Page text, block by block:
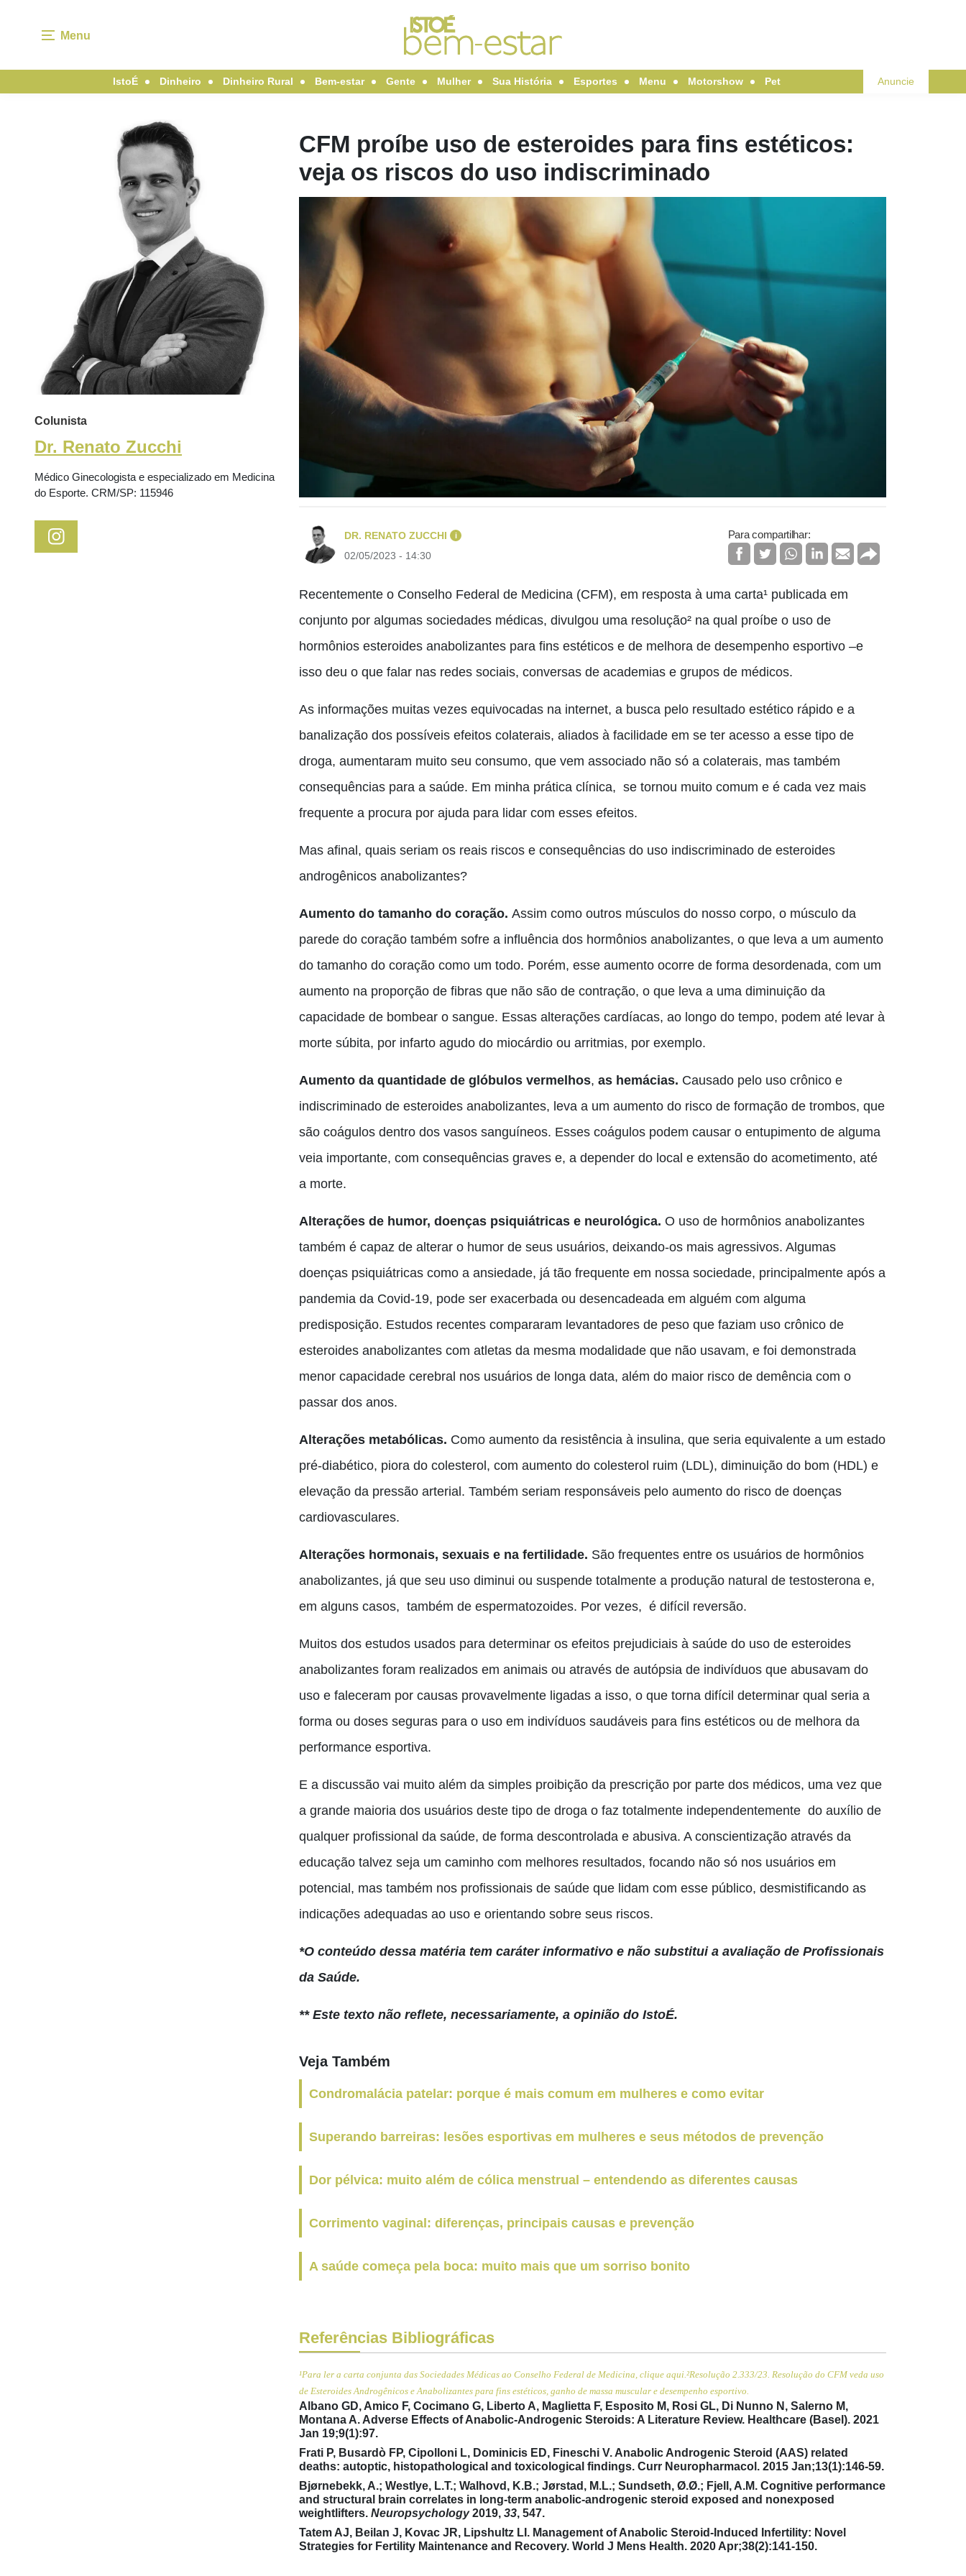
Menu
IstoÉ Dinheiro Dinheiro Rural Bem-estar Gente Mulher Sua História Esportes Menu Motorshow Pet Anuncie
Colunista
Dr. Renato Zucchi
Médico Ginecologista e especializado em Medicina
do Esporte. CRM/SP: 115946
CFM proíbe uso de esteroides para fins estéticos:
veja os riscos do uso indiscriminado
DR. RENATO ZUCCHI i
02/05/2023 - 14:30
Para compartilhar:
Recentemente o Conselho Federal de Medicina (CFM), em resposta à uma carta¹ publicada em
conjunto por algumas sociedades médicas, divulgou uma resolução² na qual proíbe o uso de
hormônios esteroides anabolizantes para fins estéticos e de melhora de desempenho esportivo –e
isso deu o que falar nas redes sociais, conversas de academias e grupos de médicos.
As informações muitas vezes equivocadas na internet, a busca pelo resultado estético rápido e a
banalização dos possíveis efeitos colaterais, aliados à facilidade em se ter acesso a esse tipo de
droga, aumentaram muito seu consumo, que vem associado não só a colaterais, mas também
consequências para a saúde. Em minha prática clínica, se tornou muito comum e é cada vez mais
frequente a procura por ajuda para lidar com esses efeitos.
Mas afinal, quais seriam os reais riscos e consequências do uso indiscriminado de esteroides
androgênicos anabolizantes?
Aumento do tamanho do coração. Assim como outros músculos do nosso corpo, o músculo da
parede do coração também sofre a influência dos hormônios anabolizantes, o que leva a um aumento
do tamanho do coração como um todo. Porém, esse aumento ocorre de forma desordenada, com um
aumento na proporção de fibras que não são de contração, o que leva a uma diminuição da
capacidade de bombear o sangue. Essas alterações cardíacas, ao longo do tempo, podem até levar à
morte súbita, por infarto agudo do miocárdio ou arritmias, por exemplo.
Aumento da quantidade de glóbulos vermelhos, as hemácias. Causado pelo uso crônico e
indiscriminado de esteroides anabolizantes, leva a um aumento do risco de formação de trombos, que
são coágulos dentro dos vasos sanguíneos. Esses coágulos podem causar o entupimento de alguma
veia importante, com consequências graves e, a depender do local e extensão do acometimento, até
a morte.
Alterações de humor, doenças psiquiátricas e neurológica. O uso de hormônios anabolizantes
também é capaz de alterar o humor de seus usuários, deixando-os mais agressivos. Algumas
doenças psiquiátricas como a ansiedade, já tão frequente em nossa sociedade, principalmente após a
pandemia da Covid-19, pode ser exacerbada ou desencadeada em alguém com alguma
predisposição. Estudos recentes compararam levantadores de peso que faziam uso crônico de
esteroides anabolizantes com atletas da mesma modalidade que não usavam, e foi demonstrada
menor capacidade cerebral nos usuários de longa data, além do maior risco de demência com o
passar dos anos.
Alterações metabólicas. Como aumento da resistência à insulina, que seria equivalente a um estado
pré-diabético, piora do colesterol, com aumento do colesterol ruim (LDL), diminuição do bom (HDL) e
elevação da pressão arterial . Também seriam responsáveis pelo aumento do risco de doenças
cardiovasculares.
Alterações hormonais, sexuais e na fertilidade. São frequentes entre os usuários de hormônios
anabolizantes, já que seu uso diminui ou suspende totalmente a produção natural de testosterona e,
em alguns casos, também de espermatozoides. Por vezes, é difícil reversão.
Muitos dos estudos usados para determinar os efeitos prejudiciais à saúde do uso de esteroides
anabolizantes foram realizados em animais ou através de autópsia de indivíduos que abusavam do
uso e faleceram por causas provavelmente ligadas a isso, o que torna difícil determinar qual seria a
forma ou doses seguras para o uso em indivíduos saudáveis para fins estéticos ou de melhora da
performance esportiva.
E a discussão vai muito além da simples proibição da prescrição por parte dos médicos, uma vez que
a grande maioria dos usuários deste tipo de droga o faz totalmente independentemente do auxílio de
qualquer profissional da saúde, de forma descontrolada e abusiva. A conscientização através da
educação talvez seja um caminho com melhores resultados, focando não só nos usuários em
potencial, mas também nos profissionais de saúde que lidam com esse público, desmistificando as
indicações adequadas ao uso e orientando sobre seus riscos.
*O conteúdo dessa matéria tem caráter informativo e não substitui a avaliação de Profissionais
da Saúde.
** Este texto não reflete, necessariamente, a opinião do IstoÉ.
Veja Também
Condromalácia patelar: porque é mais comum em mulheres e como evitar
Superando barreiras: lesões esportivas em mulheres e seus métodos de prevenção
Dor pélvica: muito além de cólica menstrual – entendendo as diferentes causas
Corrimento vaginal: diferenças, principais causas e prevenção
A saúde começa pela boca: muito mais que um sorriso bonito
Referências Bibliográficas
¹Para ler a carta conjunta das Sociedades Médicas ao Conselho Federal de Medicina, clique aqui.²Resolução 2.333/23. Resolução do CFM veda uso
de Esteroides Androgênicos e Anabolizantes para fins estéticos, ganho de massa muscular e desempenho esportivo.
Albano GD, Amico F, Cocimano G, Liberto A, Maglietta F, Esposito M, Rosi GL, Di Nunno N, Salerno M,
Montana A. Adverse Effects of Anabolic-Androgenic Steroids: A Literature Review. Healthcare (Basel). 2021
Jan 19;9(1):97.
Frati P, Busardò FP, Cipolloni L, Dominicis ED, Fineschi V. Anabolic Androgenic Steroid (AAS) related
deaths: autoptic, histopathological and toxicological findings. Curr Neuropharmacol. 2015 Jan;13(1):146-59.
Bjørnebekk, A.; Westlye, L.T.; Walhovd, K.B.; Jørstad, M.L.; Sundseth, Ø.Ø.; Fjell, A.M. Cognitive performance
and structural brain correlates in long-term anabolic-androgenic steroid exposed and nonexposed
weightlifters. Neuropsychology2019, 33, 547.
Tatem AJ, Beilan J, Kovac JR, Lipshultz LI. Management of Anabolic Steroid-Induced Infertility: Novel
Strategies for Fertility Maintenance and Recovery. World J Mens Health. 2020 Apr;38(2):141-150.